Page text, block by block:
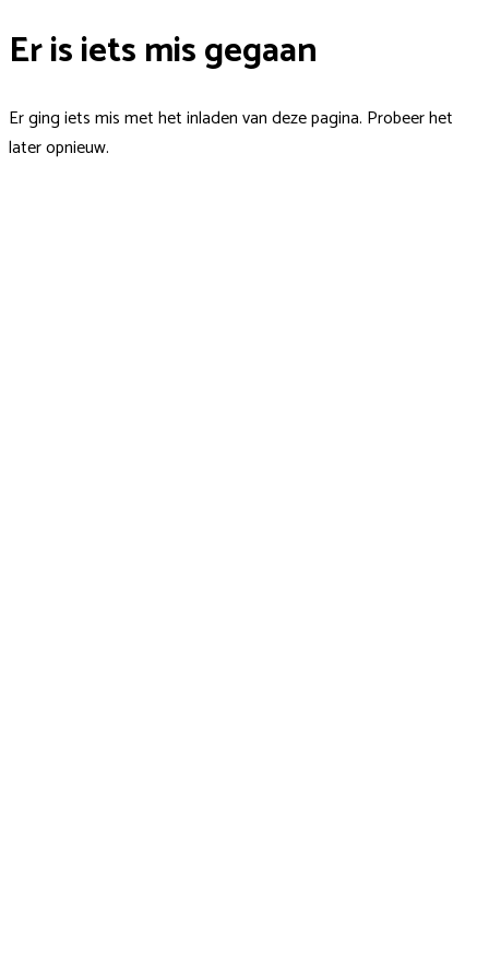
Er is iets mis gegaan
Er ging iets mis met het inladen van deze pagina. Probeer het
later opnieuw.